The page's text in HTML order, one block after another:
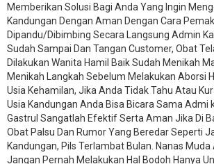
Memberikan Solusi Bagi Anda Yang Ingin
Kandungan Dengan Aman Dengan Cara
Dipandu/Dibimbing Secara Langsung Admin
Sudah Sampai Dan Tangan Customer, Obat
Dilakukan Wanita Hamil Baik Sudah Menikah
Menikah Langkah Sebelum Melakukan Aborsi
Usia Kehamilan, Jika Anda Tidak Tahu Atau
Usia Kandungan Anda Bisa Bicara Sama Admi
Gastrul Sangatlah Efektif Serta Aman Jika Di
Obat Palsu Dan Rumor Yang Beredar Seperti
Kandungan, Pils Terlambat Bulan. Nanas
Jangan Pernah Melakukan Hal Bodoh Hanya